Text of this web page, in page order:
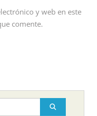
y web en este
comente.